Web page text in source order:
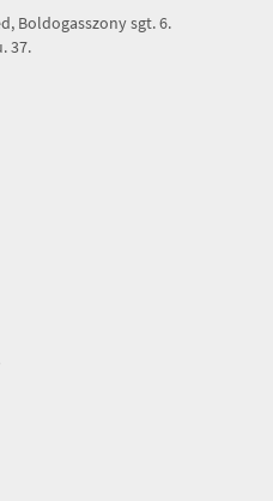
Boldogasszony sgt. 6.
37.